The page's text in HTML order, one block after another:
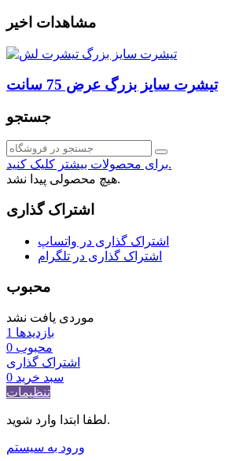
مشاهدات اخیر
تیشرت سایز بزرگ عرض 75 سانت
جستجو
برای محصولات بیشتر کلیک کنید.
هیچ محصولی پیدا نشد.
اشتراک گذاری
اشتراک گذاری در واتساپ
اشتراک گذاری در تلگرام
محبوب
موردی یافت نشد
بازدیدها 1
محبوب 0
اشتراک گذاری
سبد خرید 0
تنظیمات
لطفا ابتدا وارد شوید.
ورود به سیستم